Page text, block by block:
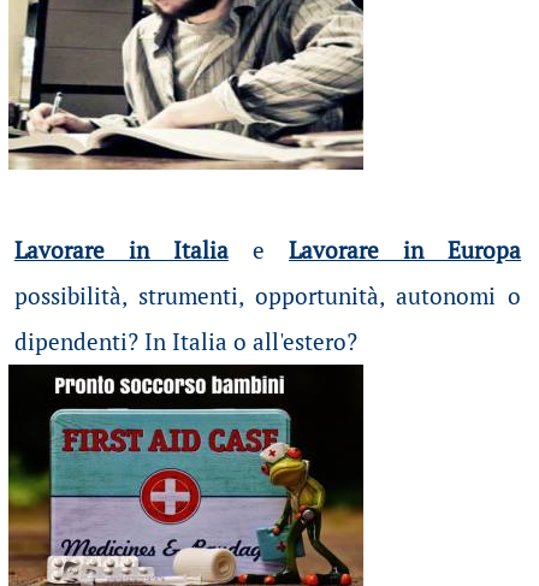
Lavorare in Italia e
Lavorare in Europa
possibilità, strumenti, opportunità, autonomi o
dipendenti? In Italia o all'estero?